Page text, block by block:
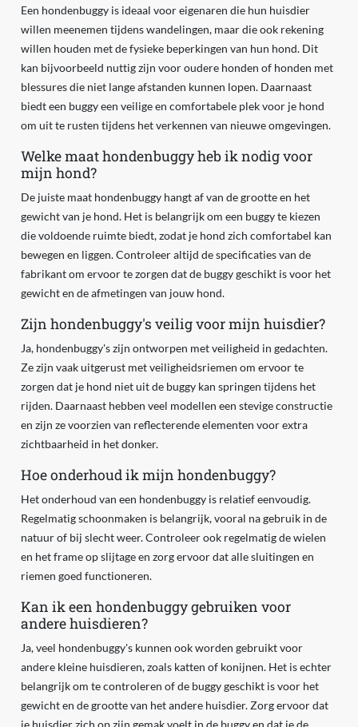
Een hondenbuggy is ideaal voor eigenaren die hun huisdier
willen meenemen tijdens wandelingen, maar die ook rekening
willen houden met de fysieke beperkingen van hun hond. Dit
kan bijvoorbeeld nuttig zijn voor oudere honden of honden met
blessures die niet lange afstanden kunnen lopen. Daarnaast
biedt een buggy een veilige en comfortabele plek voor je hond
om uit te rusten tijdens het verkennen van nieuwe omgevingen.
Welke maat hondenbuggy heb ik nodig voor
mijn hond?
De juiste maat hondenbuggy hangt af van de grootte en het
gewicht van je hond. Het is belangrijk om een buggy te kiezen
die voldoende ruimte biedt, zodat je hond zich comfortabel kan
bewegen en liggen. Controleer altijd de specificaties van de
fabrikant om ervoor te zorgen dat de buggy geschikt is voor het
gewicht en de afmetingen van jouw hond.
Zijn hondenbuggy's veilig voor mijn huisdier?
Ja, hondenbuggy's zijn ontworpen met veiligheid in gedachten.
Ze zijn vaak uitgerust met veiligheidsriemen om ervoor te
zorgen dat je hond niet uit de buggy kan springen tijdens het
rijden. Daarnaast hebben veel modellen een stevige constructie
en zijn ze voorzien van reflecterende elementen voor extra
zichtbaarheid in het donker.
Hoe onderhoud ik mijn hondenbuggy?
Het onderhoud van een hondenbuggy is relatief eenvoudig.
Regelmatig schoonmaken is belangrijk, vooral na gebruik in de
natuur of bij slecht weer. Controleer ook regelmatig de wielen
en het frame op slijtage en zorg ervoor dat alle sluitingen en
riemen goed functioneren.
Kan ik een hondenbuggy gebruiken voor
andere huisdieren?
Ja, veel hondenbuggy's kunnen ook worden gebruikt voor
andere kleine huisdieren, zoals katten of konijnen. Het is echter
belangrijk om te controleren of de buggy geschikt is voor het
gewicht en de grootte van het andere huisdier. Zorg ervoor dat